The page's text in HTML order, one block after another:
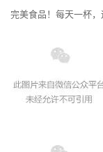
完美食品！每天一杯，